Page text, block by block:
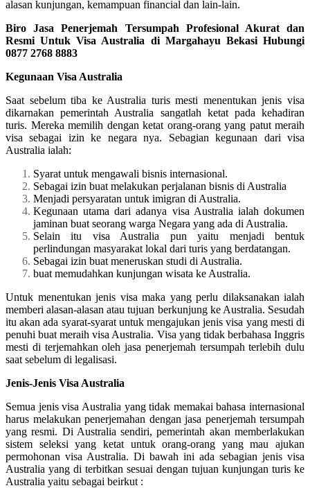
alasan kunjungan, kemampuan financial dan lain-lain.
Biro Jasa Penerjemah Tersumpah Profesional Akurat dan
Resmi Untuk Visa Australia di Margahayu Bekasi Hubungi
0877 2768 8883
Kegunaan Visa Australia
Saat sebelum tiba ke Australia turis mesti menentukan jenis visa
dikarnakan pemerintah Australia sangatlah ketat pada kehadiran
turis. Mereka memilih dengan ketat orang-orang yang patut meraih
visa sebagai izin ke negara nya. Sebagian kegunaan dari visa
Australia ialah:
Syarat untuk mengawali bisnis internasional.
Sebagai izin buat melakukan perjalanan bisnis di Australia
Menjadi persyaratan untuk imigran di Australia.
Kegunaan utama dari adanya visa Australia ialah dokumen
jaminan buat seorang warga Negara yang ada di Australia.
Selain itu visa Australia pun yaitu menjadi bentuk
perlindungan masyarakat lokal dari turis yang berdatangan.
Sebagai izin buat meneruskan studi di Australia.
buat memudahkan kunjungan wisata ke Australia.
Untuk menentukan jenis visa maka yang perlu dilaksanakan ialah
memberi alasan-alasan atau tujuan berkunjung ke Australia. Sesudah
itu akan ada syarat-syarat untuk mengajukan jenis visa yang mesti di
penuhi buat meraih visa Australia. Visa yang tidak berbahasa Inggris
mesti di terjemahkan oleh jasa penerjemah tersumpah terlebih dulu
saat sebelum di legalisasi.
Jenis-Jenis Visa Australia
Semua jenis visa Australia yang tidak memakai bahasa internasional
harus melakukan penerjemahan dengan jasa penerjemah tersumpah
yang resmi. Di Australia sendiri, pemerintah akan memberlakukan
sistem seleksi yang ketat untuk orang-orang yang mau ajukan
permohonan visa Australia. Di bawah ini ada sebagian jenis visa
Australia yang di terbitkan sesuai dengan tujuan kunjungan turis ke
Australia yaitu sebagai beirkut :